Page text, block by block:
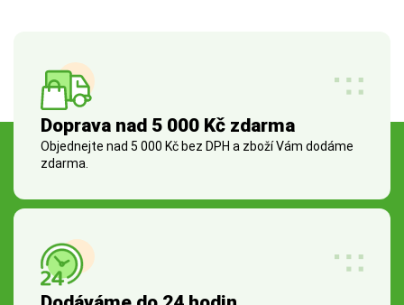
Doprava nad 5 000 Kč zdarma
Objednejte nad 5 000 Kč bez DPH a zboží Vám dodáme
zdarma.